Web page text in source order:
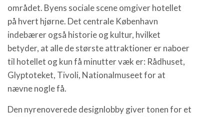
området. Byens sociale scene omgiver hotellet
på hvert hjørne. Det centrale København
indebærer også historie og kultur, hvilket
betyder, at alle de største attraktioner er naboer
til hotellet og kun få minutter væk er: Rådhuset,
Glyptoteket, Tivoli, Nationalmuseet for at
nævne nogle få.
Den nyrenoverede designlobby giver tonen for et